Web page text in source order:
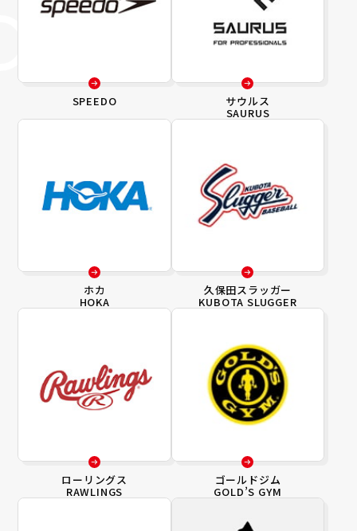
SPEEDO サウルス
SAURUS
ホカ
HOKA
久保田スラッガー
KUBOTA SLUGGER
ローリングス
RAWLINGS
ゴールドジム
GOLD’S GYM